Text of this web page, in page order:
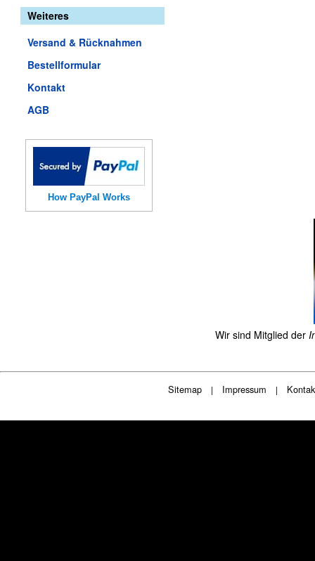
Weiteres
Versand & Rücknahmen
Bestellformular
Kontakt
AGB
How PayPal Works
Wir sind Mitglied der
Sitemap | Impressum |